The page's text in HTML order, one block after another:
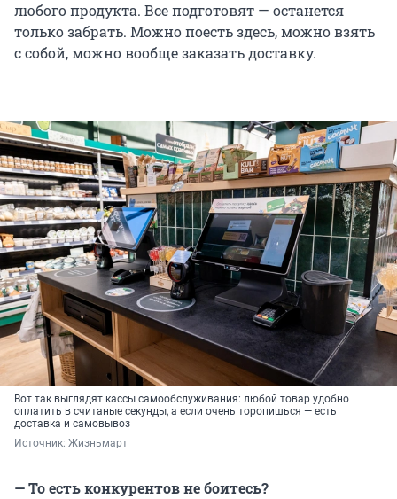
любого продукта. Все подготовят — останется
только забрать. Можно поесть здесь, можно взять
с собой, можно вообще заказать доставку.
Вот так выглядят кассы самообслуживания: любой товар удобно
оплатить в считаные секунды, а если очень торопишься — есть
доставка и самовывоз
Источник: Жизньмарт
— То есть конкурентов не боитесь?